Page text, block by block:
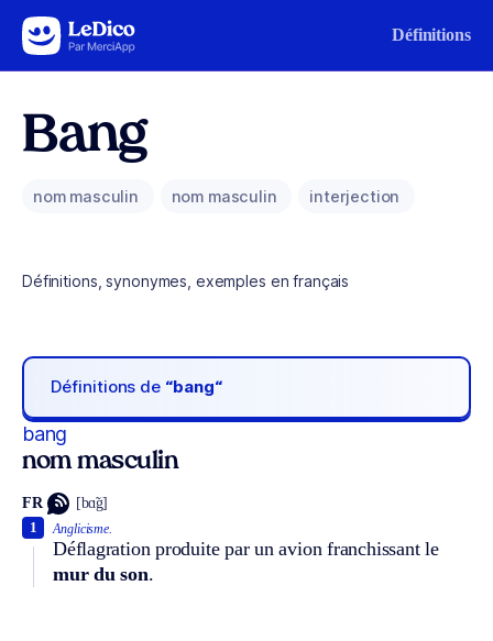
Aller au contenu Définitions
Bang
nom masculin nom masculin interjection
Définitions, synonymes, exemples en français
Définitions de “bang“
bang
nom masculin
FR [bɑ̃g]
Anglicisme.
Déflagration produite par un avion franchissant le
mur du son.
1